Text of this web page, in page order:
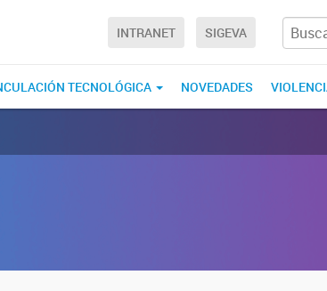
INTRANET SIGEVA
TECNOLÓGICA NOVEDADES